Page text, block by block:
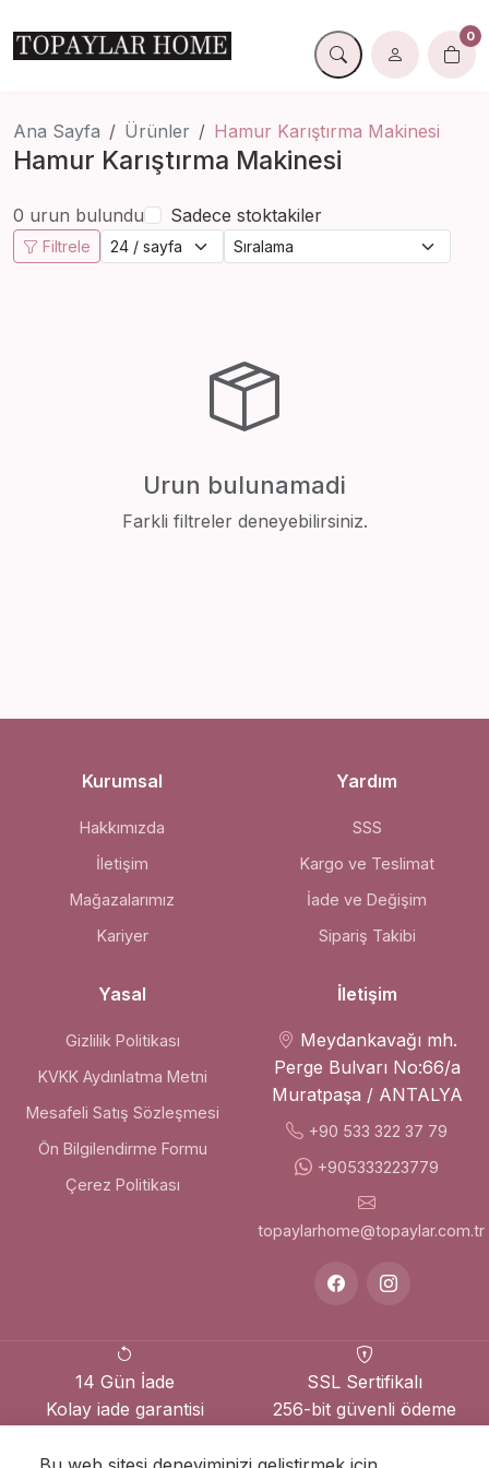
0
Ana Sayfa Ürünler Hamur Karıştırma Makinesi
Hamur Karıştırma Makinesi
0 urun bulundu Sadece stoktakiler
Filtrele
Urun bulunamadi
Farkli filtreler deneyebilirsiniz.
Kurumsal
Hakkımızda
İletişim
Mağazalarımız
Kariyer
Yardım
SSS
Kargo ve Teslimat
İade ve Değişim
Sipariş Takibi
Yasal
Gizlilik Politikası
KVKK Aydınlatma Metni
Mesafeli Satış Sözleşmesi
Ön Bilgilendirme Formu
Çerez Politikası
İletişim
Meydankavağı mh.
Perge Bulvarı No:66/a
Muratpaşa / ANTALYA
+90 533 322 37 79
+905333223779
topaylarhome@topaylar.com.tr
14 Gün İade
Kolay iade garantisi
SSL Sertifikalı
256-bit güvenli ödeme